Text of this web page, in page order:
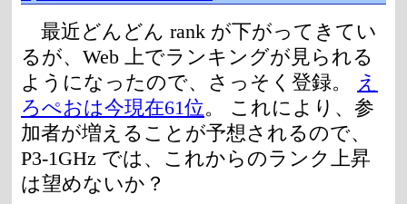
最近どんどん rank が下がってきてい
るが、Web 上でランキングが見られる
ようになったので、さっそく登録。
え
ろぺおは今現在61位。 これにより、参
加者が増えることが予想されるので、
P3-1GHz では、これからのランク上昇
は望めないか？